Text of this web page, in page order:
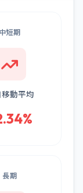
中短期
移動平均
長期